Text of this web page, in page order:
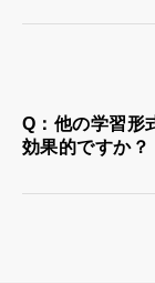
Q：他の学習形
効果的ですか？